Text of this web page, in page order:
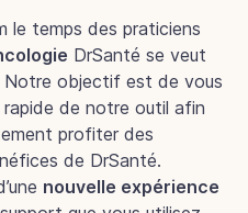
le temps des praticiens
DrSanté se veut
Notre objectif est de vous
de notre outil afin
profiter des
de DrSanté.
nouvelle expérience